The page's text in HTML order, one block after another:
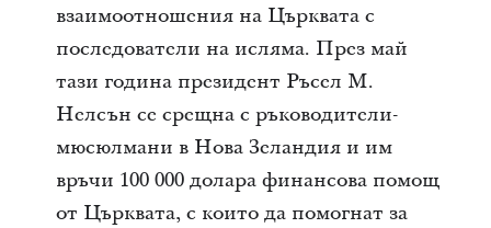
взаимоотношения на Църквата с
последователи на исляма. През май
тази година президент Ръсел М.
Нелсън се срещна с ръководители-
мюсюлмани в Нова Зеландия и им
връчи 100 000 долара финансова помощ
от Църквата, с които да помогнат за